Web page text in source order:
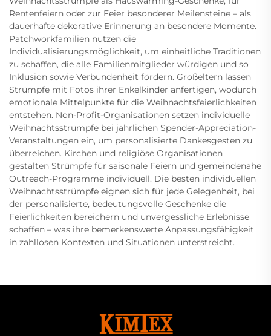
Rentenfeiern oder zur Feier besonderer Meilensteine – als
dauerhafte dekorative Erinnerung an besondere Momente.
Patchworkfamilien nutzen die
Individualisierungsmöglichkeit, um einheitliche Traditionen
zu schaffen, die alle Familienmitglieder würdigen und so
Inklusion sowie Verbundenheit fördern. Großeltern lassen
Strümpfe mit Fotos ihrer Enkelkinder anfertigen, wodurch
emotionale Mittelpunkte für die Weihnachtsfeierlichkeiten
entstehen. Non-Profit-Organisationen setzen individuelle
Weihnachtsstrümpfe bei jährlichen Spender-Appreciation-
Veranstaltungen ein, um personalisierte Dankesgesten zu
überreichen. Kirchen und religiöse Organisationen
gestalten Strümpfe für saisonale Feiern und gemeindenahe
Outreach-Programme individuell. Die besten individuellen
Weihnachtsstrümpfe eignen sich für jede Gelegenheit, bei
der personalisierte, bedeutungsvolle Geschenke die
Feierlichkeiten bereichern und unvergessliche Erlebnisse
schaffen – was ihre bemerkenswerte Anpassungsfähigkeit
in zahllosen Kontexten und Situationen unterstreicht.